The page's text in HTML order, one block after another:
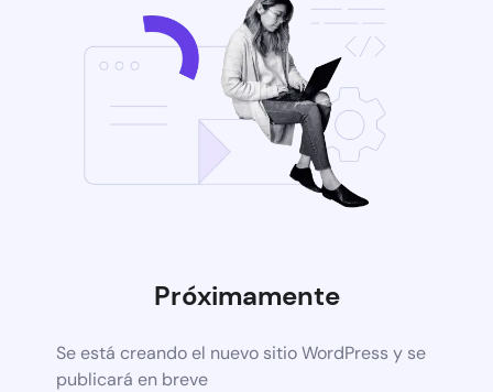
Próximamente
Se está creando el nuevo sitio WordPress y se
publicará en breve